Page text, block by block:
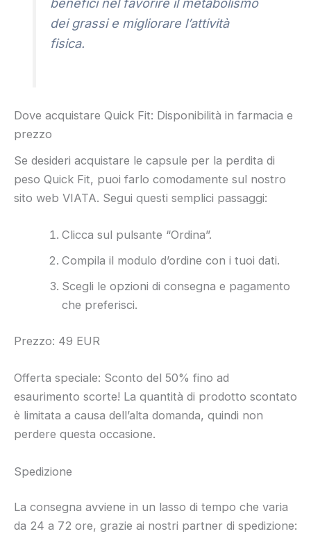
benefici nel favorire il metabolismo
dei grassi e migliorare l’attività
fisica.
Dove acquistare Quick Fit: Disponibilità in farmacia e
prezzo
Se desideri acquistare le capsule per la perdita di
peso Quick Fit, puoi farlo comodamente sul nostro
sito web VIATA. Segui questi semplici passaggi:
Clicca sul pulsante “Ordina”.
Compila il modulo d’ordine con i tuoi dati.
Scegli le opzioni di consegna e pagamento
che preferisci.
Prezzo: 49 EUR
Offerta speciale: Sconto del 50% fino ad
esaurimento scorte! La quantità di prodotto scontato
è limitata a causa dell’alta domanda, quindi non
perdere questa occasione.
Spedizione
La consegna avviene in un lasso di tempo che varia
da 24 a 72 ore, grazie ai nostri partner di spedizione: